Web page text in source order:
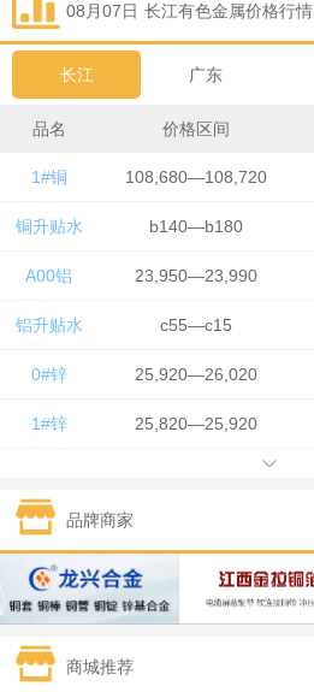
08月07日 长江有色金属价格行情
长江 广东
品名 价格区间
1#铜 108,680—108,720
铜升贴水 b140—b180
A00铝 23,950—23,990
铝升贴水 c55—c15
0#锌 25,920—26,020
1#锌 25,820—25,920
1#锡 434,000—436,000
1#镍 129,550—130,750
1#白银 15,100—15,110
钯金
品牌商家
商城推荐